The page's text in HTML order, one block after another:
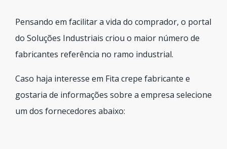
Pensando em facilitar a vida do comprador, o portal
do Soluções Industriais criou o maior número de
fabricantes referência no ramo industrial.
Caso haja interesse em Fita crepe fabricante e
gostaria de informações sobre a empresa selecione
um dos fornecedores abaixo: